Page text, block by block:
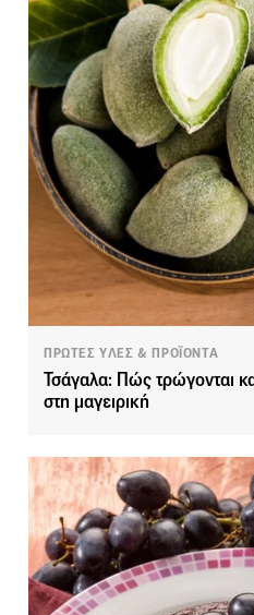
ΠΡΩΤΕΣ ΥΛΕΣ & ΠΡΟΪΟΝΤΑ
Τσάγαλα: Πώς τρώγονται
στη μαγειρική